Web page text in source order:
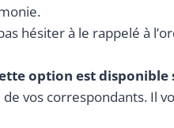
hésiter à le rappelé à
option est disponible
vos correspondants. Il